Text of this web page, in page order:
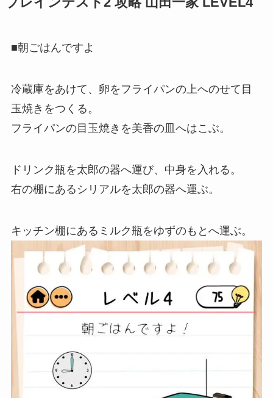
■朝ごはんですよ
冷蔵庫をあけて、卵をフライパンの上へのせて目
玉焼きをつくる。
フライパンの目玉焼きを美香の皿へはこぶ。
ドリンク瓶を太郎の器へ運び、中身を入れる。
右の棚にあるシリアルを太郎の器へ運ぶ。
キッチン棚にあるミルク瓶をゆずのもとへ運ぶ。